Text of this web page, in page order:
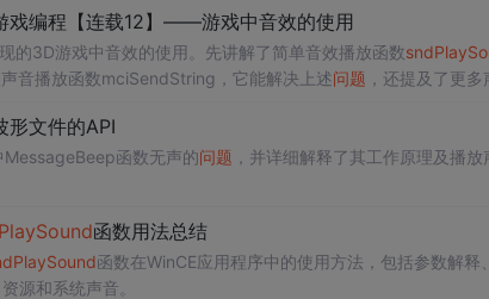
戏编程【连载12】——游戏中音效的使用
的3D游戏中音效的使用。先讲解了简单音效播放函数
声音播放函数mciSendString，它能解决上述问题 ，还提及了更
形文件的API
函数无声的问题 ，并详细解释了其工作原理及播
函数用法总结
函数在WinCE应用程序中的使用方法，包括参数解
源和系统声音。